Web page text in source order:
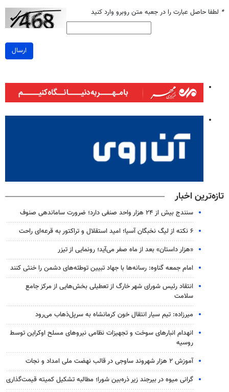
* لطفا حاصل عبارت را در جعبه متن روبرو وارد کنید
ارسال
تازه‌ترین اخبار
سنندج بیش از ۲۴ هزار واحد صنفی دارد؛ ضرورت ساماندهی صنوف
۶ نکته از لیگ نخبگان آسیا؛ امید استقلال و تراکتور به قرعه‌ای راحت
«هزار داستان» بعد از ماه صفر می‌آید؛ رونمایی از تیزر
امام جمعه گناوه: رسانه‌ها با جهاد تبیین توطئه‌های دشمن را خنثی کنند
انتقاد رئیس شورای شهر خارگ از تعطیلی بخش‌هایی از مرکز جامع
سلامت
میرزاده: تیم سیار انتقال خون کرمانشاه به سرپل‌ذهاب می‌رود
انهدام انبارهای سوخت و تجهیزات نظامی نیروهای مسلح اوکراین توسط
روسیه
آموزش ۲ هزار شهروند ساوجی در قالب نهضت ملی امداد و نجات
گرانی میوه در بیرجند زیر ذره‌بین شورا؛ مطالبه تشکیل کمیته قیمت‌گذاری